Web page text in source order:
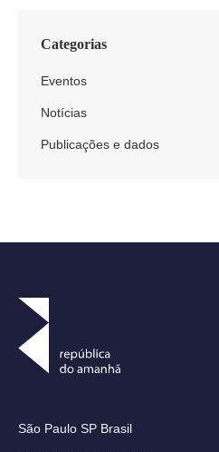
Categorias
Eventos
Notícias
Publicações e dados
São Paulo SP Brasil